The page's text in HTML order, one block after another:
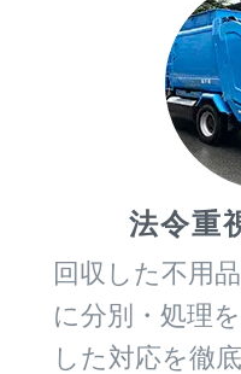
法令重
回収した不用
に分別・処理
した対応を徹